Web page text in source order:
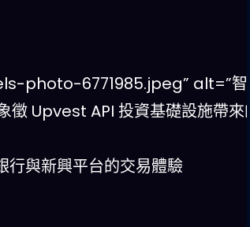
photo-6771985.jpeg” alt=”智
Upvest API 投資基礎設施帶來的
與新興平台的交易體驗
立即下載